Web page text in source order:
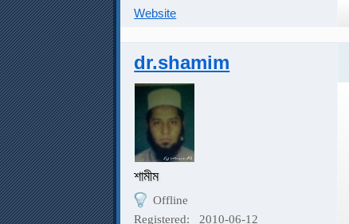
Website
dr.shamim
শামীম
Offline
Registered:
2010-06-12